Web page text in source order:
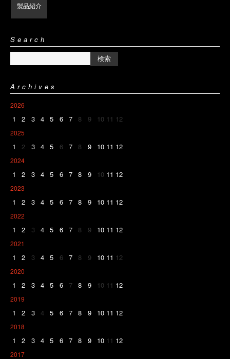
製品紹介
Search
Archives
2026
1 2 3 4 5 6 7 8 9 10 11 12
2025
1 2 3 4 5 6 7 8 9 10 11 12
2024
1 2 3 4 5 6 7 8 9 10 11 12
2023
1 2 3 4 5 6 7 8 9 10 11 12
2022
1 2 3 4 5 6 7 8 9 10 11 12
2021
1 2 3 4 5 6 7 8 9 10 11 12
2020
1 2 3 4 5 6 7 8 9 10 11 12
2019
1 2 3 4 5 6 7 8 9 10 11 12
2018
1 2 3 4 5 6 7 8 9 10 11 12
2017